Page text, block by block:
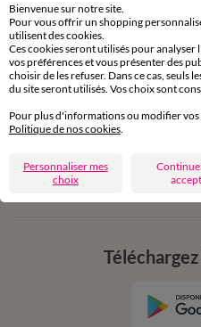
11€
en vous
conditions dans votre
Bienvenue sur notre site.
Pour vous offrir un shopping
utilisent des cookies.
Ces cookies seront utilisés pour
vos préférences et vous présenter des
choisir de les refuser. Dans ce cas, seuls
du site seront utilisés. Vos choix sont
Pour plus d'informations ou modifier
Politique de nos cookies
Personnaliser mes
choix